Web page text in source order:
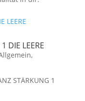
DIE LEERE
,
STÄRKUNG 1